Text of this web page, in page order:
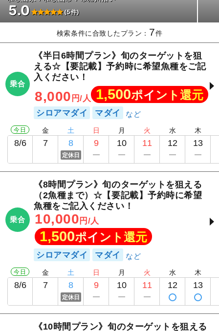
5.0 (5件)
検索条件に合致したプラン： 7件
乗合
《半日6時間プラン》旬のターゲットを狙
える☆【要記載】予約時に希望魚種をご記
入ください！
8,000 円/人 1,500ポイント還元
シロアマダイ マダイ
今日
8/6
金
7
土
8
定休日
日
9
月
10
火
11
水
12
木
13
乗合
《8時間プラン》旬のターゲットを狙える
（2魚種まで）☆【要記載】予約時に希望
魚種をご記入ください！
10,000 円/人
1,500ポイント還元
シロアマダイ マダイ
今日
8/6
金
7
土
8
定休日
日
9
月
10
火
11
水
12
木
13
《10時間プラン》旬のターゲットを狙える